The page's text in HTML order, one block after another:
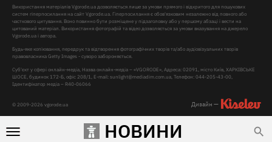
НОВИНИ
© 2009-2026 vgorode.ua
Використання матеріалів Vgorode.ua дозволяється лише за умови прямого і відкритого для пошукових
систем гіперпосилання на сайт Vgorode.ua. Гіперпосилання є обов'язковим незалежно від повного або
часткового цитування. Воно повинно бути розміщене у підзаголовку або у першому абзаці і вести на
цитований матеріал. Використання фотографій та відео дозволяється за умови вказування на джерело
Vgorode.ua і автора.
Будь-яке копіювання, передрук та відтворення фотографічних творів та/або аудіовізуальних творів
правовласника Getty Images - суворо забороняється.
Суб'єкт у сфері онлайн-медіа, Назва онлайн-медіа – «VGORODE», Адреса: 02091, місто Київ, ХАРКІВСЬКЕ
ШОСЕ, будинок 172-Б, офіс 208/1, E-mail:sunlight@mediadim.com.ua, Телефон: 044-205-43-00,
Ідентифікатор медіа – R40-06066
Дизайн —